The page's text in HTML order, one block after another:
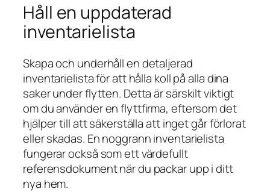
Håll en uppdaterad
inventarielista
Skapa och underhåll en detaljerad
inventarielista för att hålla koll på alla dina
saker under flytten. Detta är särskilt viktigt
om du använder en flyttfirma, eftersom det
hjälper till att säkerställa att inget går förlorat
eller skadas. En noggrann inventarielista
fungerar också som ett värdefullt
referensdokument när du packar upp i ditt
nya hem.